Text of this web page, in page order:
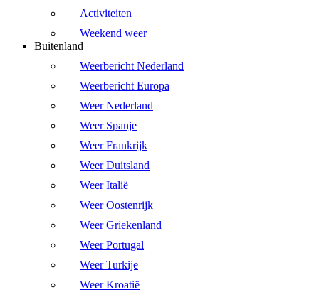
Activiteiten
Weekend weer
Buitenland
Weerbericht Nederland
Weerbericht Europa
Weer Nederland
Weer Spanje
Weer Frankrijk
Weer Duitsland
Weer Italië
Weer Oostenrijk
Weer Griekenland
Weer Portugal
Weer Turkije
Weer Kroatië